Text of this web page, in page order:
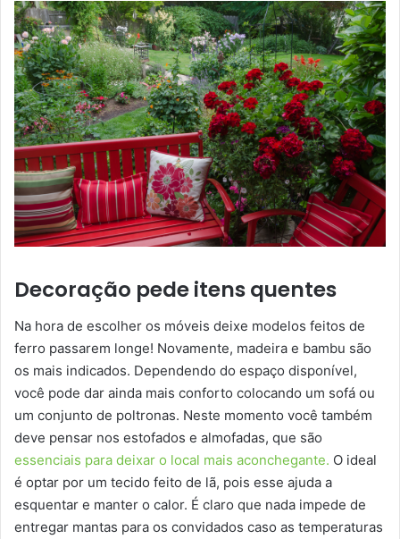
Decoração pede itens quentes
Na hora de escolher os móveis deixe modelos feitos de
ferro passarem longe! Novamente, madeira e bambu são
os mais indicados. Dependendo do espaço disponível,
você pode dar ainda mais conforto colocando um sofá ou
um conjunto de poltronas. Neste momento você também
deve pensar nos estofados e almofadas, que são
essenciais para deixar o local mais aconchegante. O ideal
é optar por um tecido feito de lã, pois esse ajuda a
esquentar e manter o calor. É claro que nada impede de
entregar mantas para os convidados caso as temperaturas